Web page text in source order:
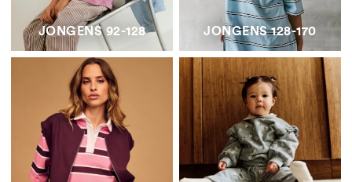
JONGENS 92-128 JONGENS 128-170